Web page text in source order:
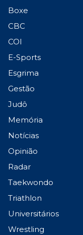
Boxe
CBC
COI
E-Sports
Esgrima
Gestão
Judô
Memória
Notícias
Opinião
Radar
Taekwondo
Triathlon
Universitários
Wrestling